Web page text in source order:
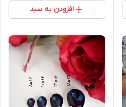
افزودن به سبد